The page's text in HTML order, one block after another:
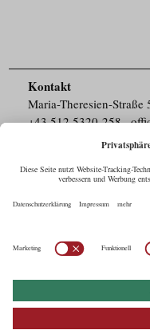
Kontakt
Maria-Theresien-
+43.512.5320-258,
Pressebereich
Commercials in Tirol
Drehorte in Tirol